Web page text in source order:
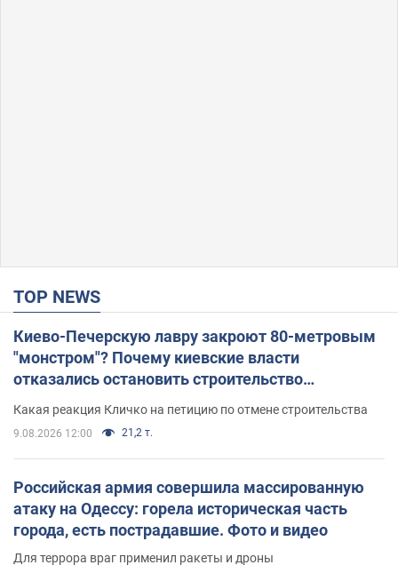
TOP NEWS
Киево-Печерскую лавру закроют 80-метровым
"монстром"? Почему киевские власти
отказались остановить строительство
Какая реакция Кличко на петицию по отмене строительства
9.08.2026 12:00 21,2 т.
Российская армия совершила массированную
атаку на Одессу: горела историческая часть
города, есть пострадавшие. Фото и видео
Для террора враг применил ракеты и дроны